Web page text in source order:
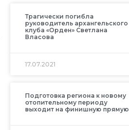
Трагически погибла
руководитель архангельского
клуба «Орден» Светлана
Власова
17.07.2021
Подготовка региона к новому
отопительному периоду
выходит на финишную прямую